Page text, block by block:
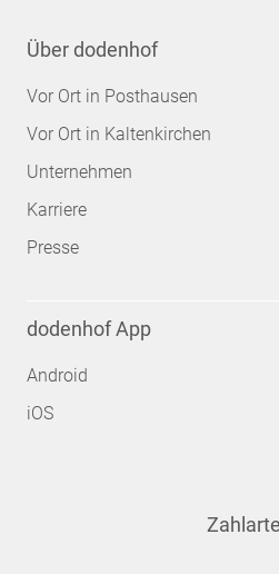
Über dodenhof
Vor Ort in Posthausen
Vor Ort in Kaltenkirchen
Unternehmen
Karriere
Presse
dodenhof App
Android
iOS